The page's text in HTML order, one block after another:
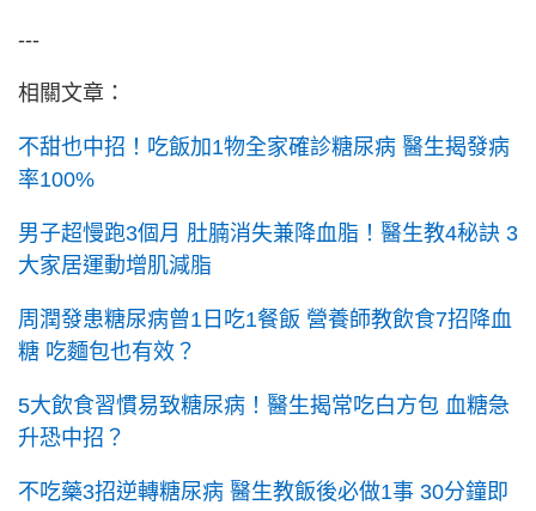
---
相關文章：
不甜也中招！吃飯加1物全家確診糖尿病 醫生揭發病
率100%
男子超慢跑3個月 肚腩消失兼降血脂！醫生教4秘訣 3
大家居運動增肌減脂
周潤發患糖尿病曾1日吃1餐飯 營養師教飲食7招降血
糖 吃麵包也有效？
5大飲食習慣易致糖尿病！醫生揭常吃白方包 血糖急
升恐中招？
不吃藥3招逆轉糖尿病 醫生教飯後必做1事 30分鐘即